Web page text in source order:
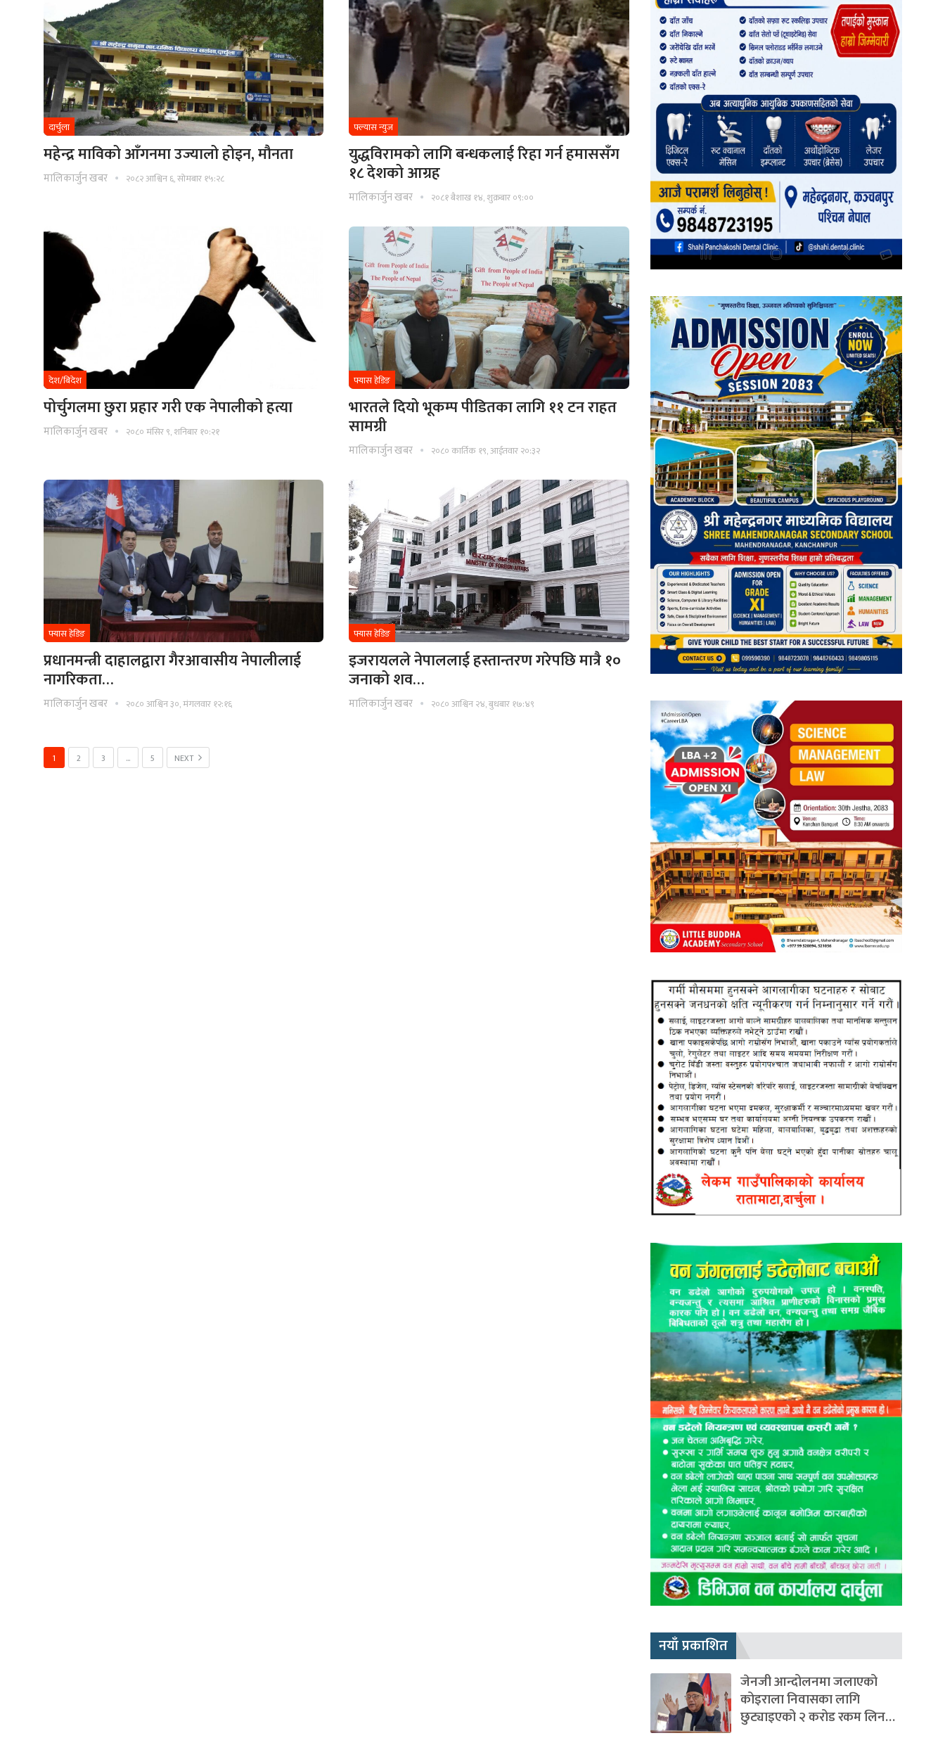
दार्चुला
महेन्द्र माविको आँगनमा उज्यालो होइन, मौनता
मालिकार्जुन खबर २०८२ आश्विन ६, सोमबार १५:२८
फ्ल्यास न्युज
युद्धविरामको लागि बन्धकलाई रिहा गर्न हमाससँग
१८ देशको आग्रह
मालिकार्जुन खबर २०८१ बैशाख १४, शुक्रबार ०९:००
देश/बिदेश
पोर्चुगलमा छुरा प्रहार गरी एक नेपालीको हत्या
मालिकार्जुन खबर २०८० मंसिर ९, शनिबार १०:२१
फ्यास हेडिङ
भारतले दियो भूकम्प पीडितका लागि ११ टन राहत
सामग्री
मालिकार्जुन खबर २०८० कार्तिक १९, आईतवार २०:३२
फ्यास हेडिङ
प्रधानमन्त्री दाहालद्वारा गैरआवासीय नेपालीलाई
नागरिकता…
मालिकार्जुन खबर २०८० आश्विन ३०, मंगलवार १२:१६
फ्यास हेडिङ
इजरायलले नेपाललाई हस्तान्तरण गरेपछि मात्रै १०
जनाको शव…
मालिकार्जुन खबर २०८० आश्विन २४, बुधबार १७:४९
1 2 3 … 5 NEXT
नयाँ प्रकाशित
जेनजी आन्दोलनमा जलाएको
कोइराला निवासका लागि
छुट्याइएको २ करोड रकम लिन…